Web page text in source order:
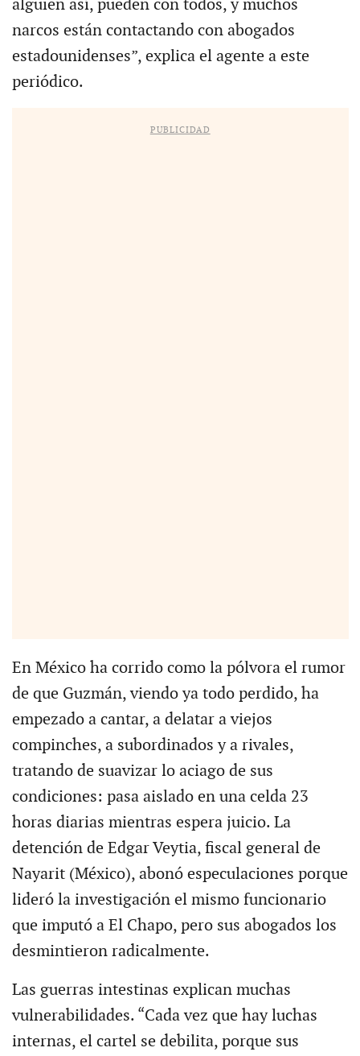
alguien así, pueden con todos, y muchos
narcos están contactando con abogados
estadounidenses”, explica el agente a este
periódico.
PUBLICIDAD
En México ha corrido como la pólvora el rumor
de que Guzmán, viendo ya todo perdido, ha
empezado a cantar, a delatar a viejos
compinches, a subordinados y a rivales,
tratando de suavizar lo aciago de sus
condiciones: pasa aislado en una celda 23
horas diarias mientras espera juicio. La
detención de Edgar Veytia, fiscal general de
Nayarit (México), abonó especulaciones porque
lideró la investigación el mismo funcionario
que imputó a El Chapo, pero sus abogados los
desmintieron radicalmente.
Las guerras intestinas explican muchas
vulnerabilidades. “Cada vez que hay luchas
internas, el cartel se debilita, porque sus